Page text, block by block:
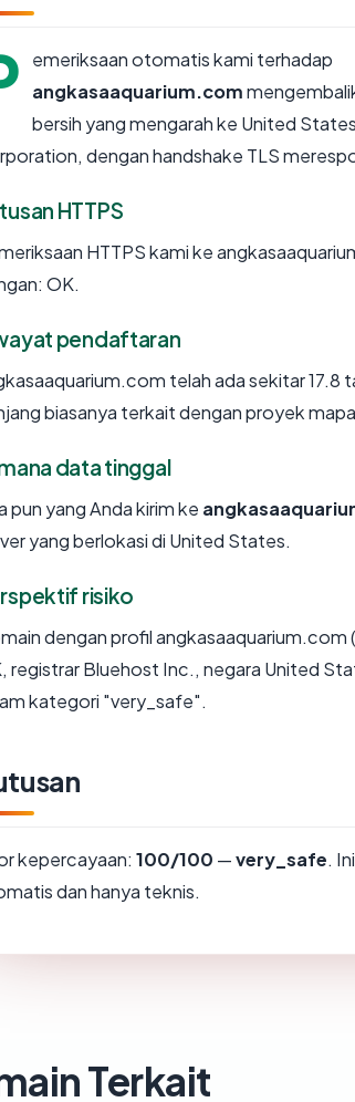
emeriksaan otomatis kami terhadap
angkasaaquarium.com
bersih yang mengarah ke United
dengan handshake TLS
HTTPS
HTTPS kami ke
OK.
pendaftaran
telah ada sekitar 17.8
biasanya terkait dengan proyek
data tinggal
pun yang Anda kirim ke
yang berlokasi di United States.
risiko
dengan profil angkasaaquarium.com
registrar Bluehost Inc., negara United
kategori "very_safe".
kepercayaan: 100/100 —very_safe.
dan hanya teknis.
Terkait